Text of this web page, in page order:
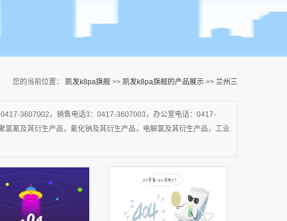
您的当前位置： 凯发k8pa旗舰 >> 凯发k8pa旗舰的产品展示 >> 兰州三
3607002，销售电话3：0417-3607003，办公室电话：0417-
氰及其衍生产品，氰化钠及其衍生产品，电解氯及其衍生产品，工业